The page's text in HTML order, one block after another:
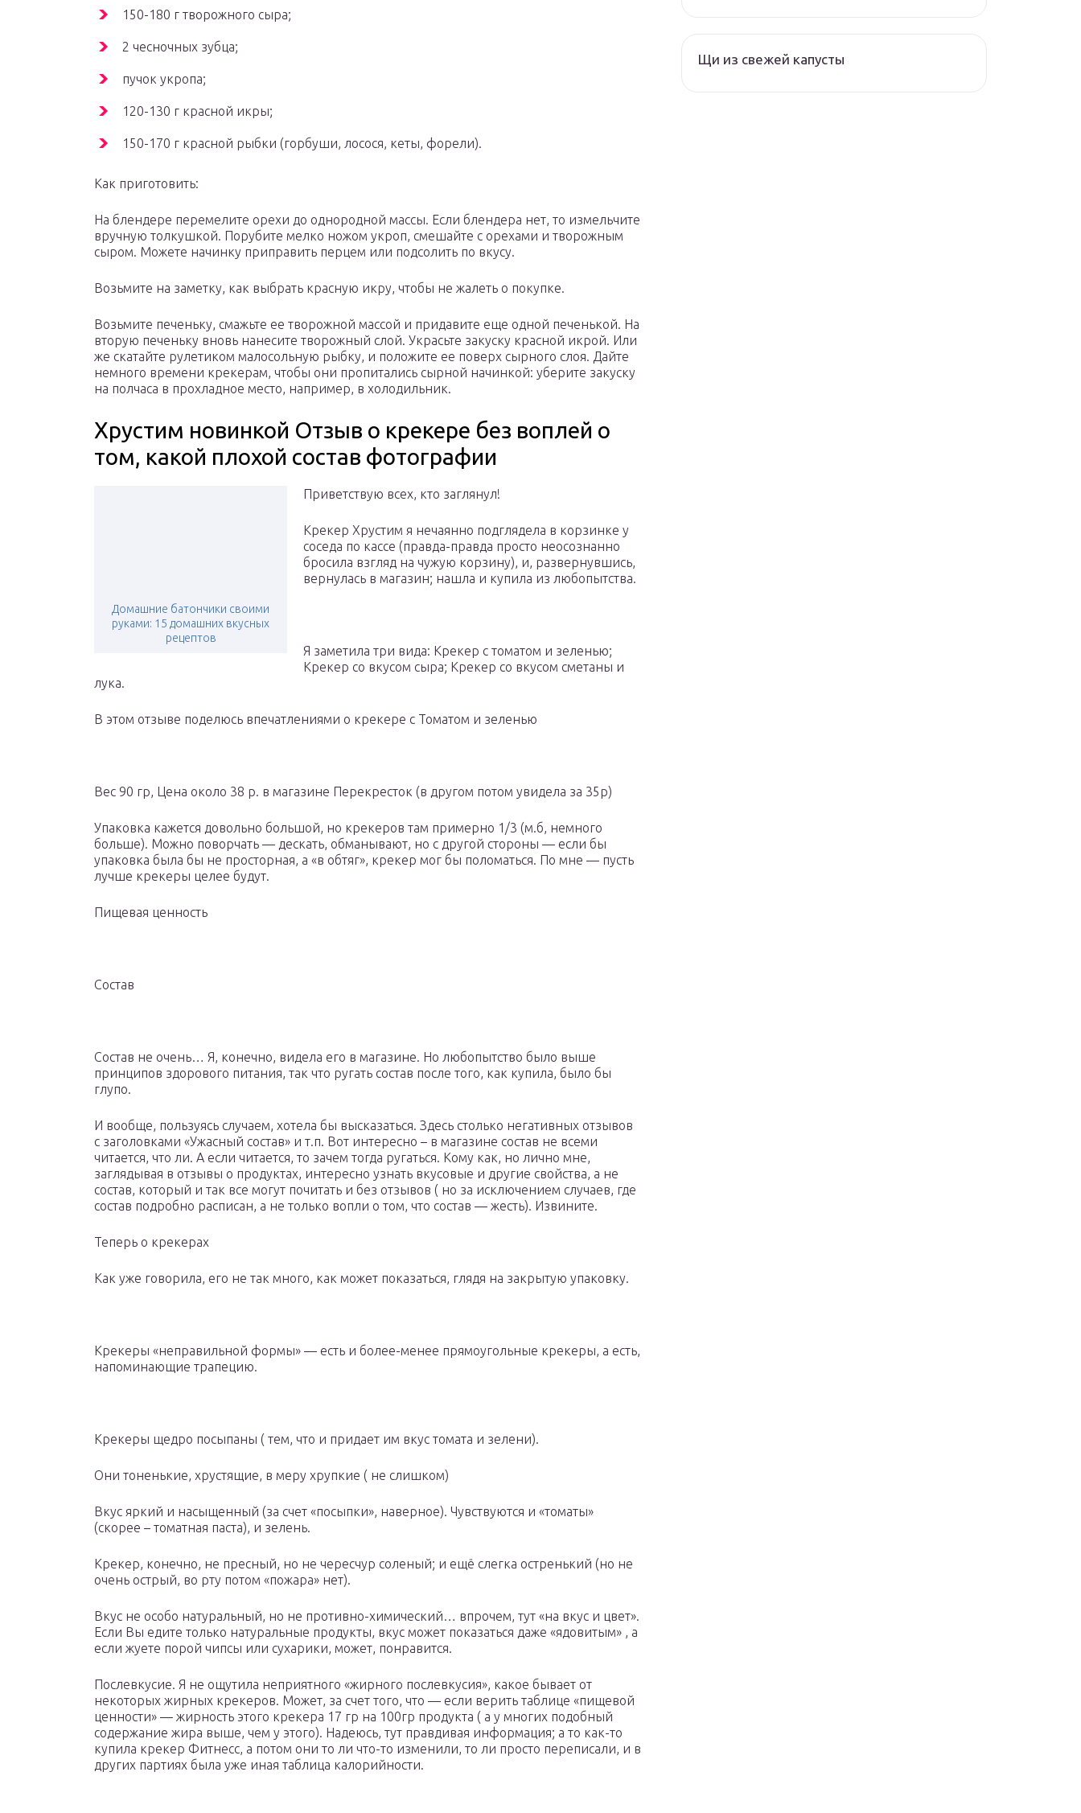
150-180 г творожного сыра;
2 чесночных зубца;
пучок укропа;
120-130 г красной икры;
150-170 г красной рыбки (горбуши, лосося, кеты, форели).
Как приготовить:
На блендере перемелите орехи до однородной массы. Если блендера нет, то измельчите
вручную толкушкой. Порубите мелко ножом укроп, смешайте с орехами и творожным
сыром. Можете начинку приправить перцем или подсолить по вкусу.
Возьмите на заметку, как выбрать красную икру, чтобы не жалеть о покупке.
Возьмите печеньку, смажьте ее творожной массой и придавите еще одной печенькой. На
вторую печеньку вновь нанесите творожный слой. Украсьте закуску красной икрой. Или
же скатайте рулетиком малосольную рыбку, и положите ее поверх сырного слоя. Дайте
немного времени крекерам, чтобы они пропитались сырной начинкой: уберите закуску
на полчаса в прохладное место, например, в холодильник.
Хрустим новинкой Отзыв о крекере без воплей о
том, какой плохой состав фотографии
Домашние батончики своими
руками: 15 домашних вкусных
рецептов
Приветствую всех, кто заглянул!
Крекер Хрустим я нечаянно подглядела в корзинке у
соседа по кассе (правда-правда просто неосознанно
бросила взгляд на чужую корзину), и, развернувшись,
вернулась в магазин; нашла и купила из любопытства.
Я заметила три вида: Крекер с томатом и зеленью;
Крекер со вкусом сыра; Крекер со вкусом сметаны и
лука.
В этом отзыве поделюсь впечатлениями о крекере с Томатом и зеленью
Вес 90 гр, Цена около 38 р. в магазине Перекресток (в другом потом увидела за 35р)
Упаковка кажется довольно большой, но крекеров там примерно 1/3 (м.б, немного
больше). Можно поворчать — дескать, обманывают, но с другой стороны — если бы
упаковка была бы не просторная, а «в обтяг», крекер мог бы поломаться. По мне — пусть
лучше крекеры целее будут.
Пищевая ценность
Состав
Состав не очень… Я, конечно, видела его в магазине. Но любопытство было выше
принципов здорового питания, так что ругать состав после того, как купила, было бы
глупо.
И вообще, пользуясь случаем, хотела бы высказаться. Здесь столько негативных отзывов
с заголовками «Ужасный состав» и т.п. Вот интересно – в магазине состав не всеми
читается, что ли. А если читается, то зачем тогда ругаться. Кому как, но лично мне,
заглядывая в отзывы о продуктах, интересно узнать вкусовые и другие свойства, а не
состав, который и так все могут почитать и без отзывов ( но за исключением случаев, где
состав подробно расписан, а не только вопли о том, что состав — жесть). Извините.
Теперь о крекерах
Как уже говорила, его не так много, как может показаться, глядя на закрытую упаковку.
Крекеры «неправильной формы» — есть и более-менее прямоугольные крекеры, а есть,
напоминающие трапецию.
Крекеры щедро посыпаны ( тем, что и придает им вкус томата и зелени).
Они тоненькие, хрустящие, в меру хрупкие ( не слишком)
Вкус яркий и насыщенный (за счет «посыпки», наверное). Чувствуются и «томаты»
(скорее – томатная паста), и зелень.
Крекер, конечно, не пресный, но не чересчур соленый; и ещё слегка остренький (но не
очень острый, во рту потом «пожара» нет).
Вкус не особо натуральный, но не противно-химический… впрочем, тут «на вкус и цвет».
Если Вы едите только натуральные продукты, вкус может показаться даже «ядовитым» , а
если жуете порой чипсы или сухарики, может, понравится.
Послевкусие. Я не ощутила неприятного «жирного послевкусия», какое бывает от
некоторых жирных крекеров. Может, за счет того, что — если верить таблице «пищевой
ценности» — жирность этого крекера 17 гр на 100гр продукта ( а у многих подобный
содержание жира выше, чем у этого). Надеюсь, тут правдивая информация; а то как-то
купила крекер Фитнесс, а потом они то ли что-то изменили, то ли просто переписали, и в
других партиях была уже иная таблица калорийности.
Щи из свежей капусты